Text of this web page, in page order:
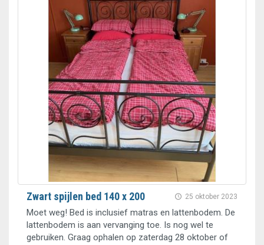
25 oktober 2023
Zwart spijlen bed 140 x 200
Moet weg! Bed is inclusief matras en lattenbodem. De
lattenbodem is aan vervanging toe. Is nog wel te
gebruiken. Graag ophalen op zaterdag 28 oktober of